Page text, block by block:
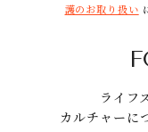
護のお取り扱い
ライフ
カルチャーに